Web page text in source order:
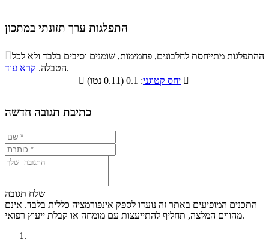
התפלגות ערך תזונתי במתכון
התפלגות ערך תזונתי במתכון
סיבים
תזונתיים
שומנים חלבונים
62.9% 25.8%
ההתפלגות מתייחסת לחלבונים, פחמימות, שומנים וסיבים בלבד ולא לכל
הטבלה. קרא עוד
.

יחס קטוגני 
כתיבת תגובה חדשה
שלח תגובה
התכנים המופיעים באתר זה נועדו לספק אינפורמציה כללית בלבד. אינם
מהווים המלצה, תחליף להתייעצות עם מומחה או קבלת ייעוץ רפואי.